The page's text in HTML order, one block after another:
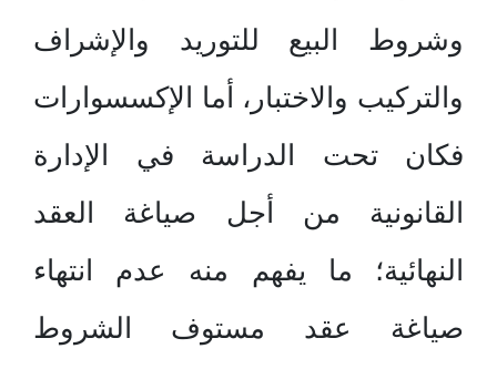
وشروط البيع للتوريد والإشراف
والتركيب والاختبار، أما الإكسسوارات
فكان تحت الدراسة في الإدارة
القانونية من أجل صياغة العقد
النهائية؛ ما يفهم منه عدم انتهاء
صياغة عقد مستوف الشروط